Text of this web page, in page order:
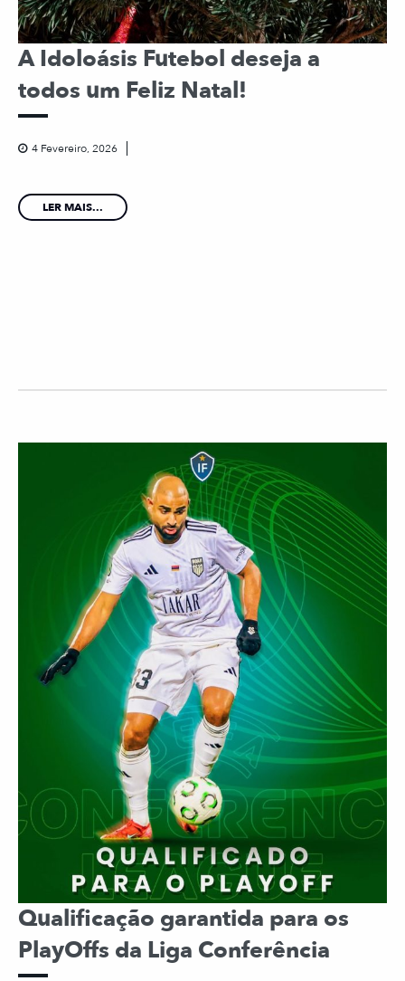
A Idoloásis Futebol deseja a
todos um Feliz Natal!
4 Fevereiro, 2026
LER MAIS...
Qualificação garantida para os
PlayOffs da Liga Conferência